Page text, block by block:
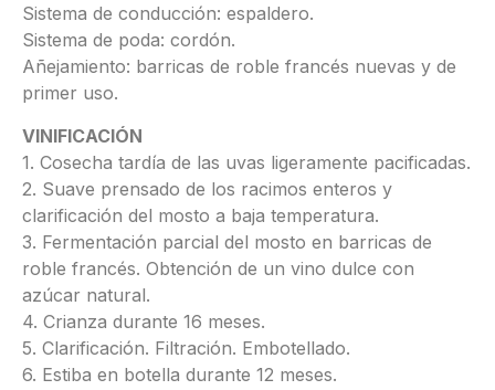
Sistema de conducción: espaldero.
Sistema de poda: cordón.
Añejamiento: barricas de roble francés nuevas y de
primer uso.
VINIFICACIÓN
1. Cosecha tardía de las uvas ligeramente pacificadas.
2. Suave prensado de los racimos enteros y
clarificación del mosto a baja temperatura.
3. Fermentación parcial del mosto en barricas de
roble francés. Obtención de un vino dulce con
azúcar natural.
4. Crianza durante 16 meses.
5. Clarificación. Filtración. Embotellado.
6. Estiba en botella durante 12 meses.